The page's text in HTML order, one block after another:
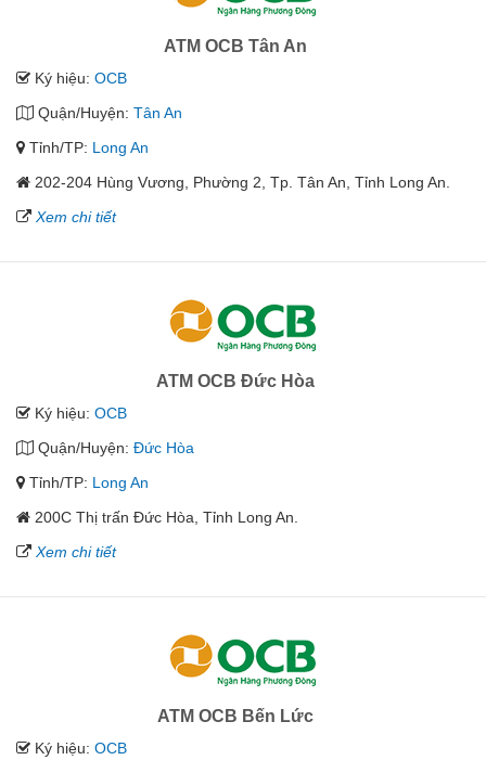
ATM OCB Tân An
Ký hiệu: OCB
Quận/Huyện: Tân An
Tỉnh/TP: Long An
202-204 Hùng Vương, Phường 2, Tp. Tân An, Tỉnh Long An.
Xem chi tiết
ATM OCB Đức Hòa
Ký hiệu: OCB
Quận/Huyện: Đức Hòa
Tỉnh/TP: Long An
200C Thị trấn Đức Hòa, Tỉnh Long An.
Xem chi tiết
ATM OCB Bến Lức
Ký hiệu: OCB